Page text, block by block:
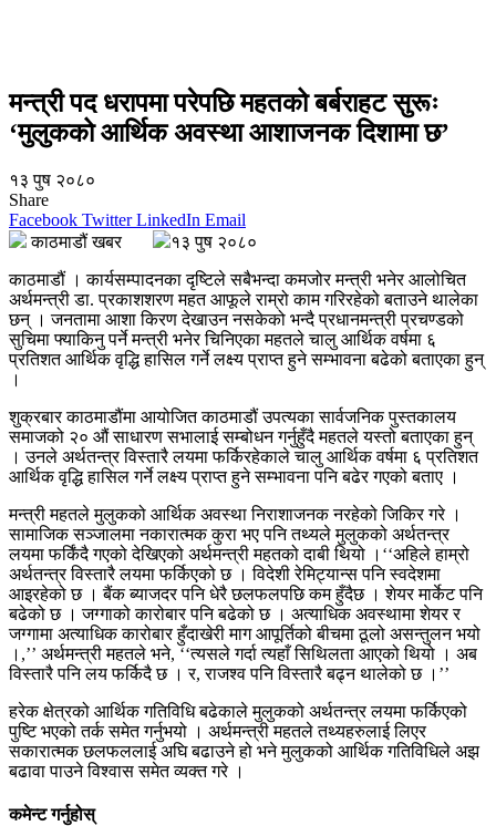
मन्त्री पद धरापमा परेपछि महतको बर्बराहट सुरूः
‘मुलुकको आर्थिक अवस्था आशाजनक दिशामा छ’
१३ पुष २०८०
Share
Facebook Twitter LinkedIn Email
काठमाडौं खबर
१३ पुष २०८०
काठमाडौं । कार्यसम्पादनका दृष्टिले सबैभन्दा कमजोर मन्त्री भनेर आलोचित
अर्थमन्त्री डा. प्रकाशशरण महत आफूले राम्रो काम गरिरहेको बताउने थालेका
छन् । जनतामा आशा किरण देखाउन नसकेको भन्दै प्रधानमन्त्री प्रचण्डको
सुचिमा फ्याकिनु पर्ने मन्त्री भनेर चिनिएका महतले चालु आर्थिक वर्षमा ६
प्रतिशत आर्थिक वृद्धि हासिल गर्ने लक्ष्य प्राप्त हुने सम्भावना बढेको बताएका हुन्
।
शुक्रबार काठमाडौंमा आयोजित काठमाडौं उपत्यका सार्वजनिक पुस्तकालय
समाजको २० औं साधारण सभालाई सम्बोधन गर्नुहुँदै महतले यस्तो बताएका हुन्
। उनले अर्थतन्त्र विस्तारै लयमा फर्किरहेकाले चालु आर्थिक वर्षमा ६ प्रतिशत
आर्थिक वृद्धि हासिल गर्ने लक्ष्य प्राप्त हुने सम्भावना पनि बढेर गएको बताए ।
मन्त्री महतले मुलुकको आर्थिक अवस्था निराशाजनक नरहेको जिकिर गरे ।
सामाजिक सञ्जालमा नकारात्मक कुरा भए पनि तथ्यले मुलुकको अर्थतन्त्र
लयमा फर्किंदै गएको देखिएको अर्थमन्त्री महतको दाबी थियो ।‘‘अहिले हाम्रो
अर्थतन्त्र विस्तारै लयमा फर्किएको छ । विदेशी रेमिट्यान्स पनि स्वदेशमा
आइरहेको छ । बैंक ब्याजदर पनि धेरै छलफलपछि कम हुँदैछ । शेयर मार्केट पनि
बढेको छ । जग्गाको कारोबार पनि बढेको छ । अत्याधिक अवस्थामा शेयर र
जग्गामा अत्याधिक कारोबार हुँदाखेरी माग आपूर्तिको बीचमा ठूलो असन्तुलन भयो
।,’’ अर्थमन्त्री महतले भने, ‘‘त्यसले गर्दा त्यहाँ सिथिलता आएको थियो । अब
विस्तारै पनि लय फर्किदै छ । र, राजश्व पनि विस्तारै बढ्न थालेको छ ।’’
हरेक क्षेत्रको आर्थिक गतिविधि बढेकाले मुलुकको अर्थतन्त्र लयमा फर्किएको
पुष्टि भएको तर्क समेत गर्नुभयो । अर्थमन्त्री महतले तथ्यहरुलाई लिएर
सकारात्मक छलफललाई अघि बढाउने हो भने मुलुकको आर्थिक गतिविधिले अझ
बढावा पाउने विश्वास समेत व्यक्त गरे ।
कमेन्ट गर्नुहोस्